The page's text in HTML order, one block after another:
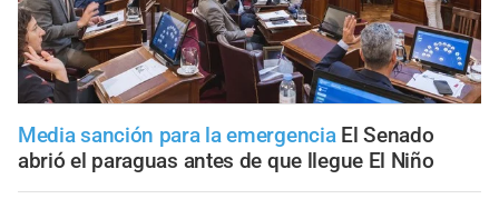
Media sanción para la emergencia El Senado
abrió el paraguas antes de que llegue El Niño